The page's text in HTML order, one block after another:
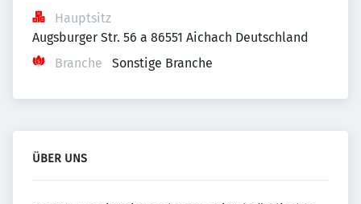
Hauptsitz
Augsburger Str. 56 a 86551 Aichach Deutschland
Branche
Sonstige Branche
ÜBER UNS